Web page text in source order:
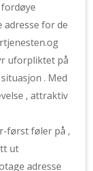
adresse for de
uforpliktet på
. Med
, attraktiv
først føler på ,
ut
adresse